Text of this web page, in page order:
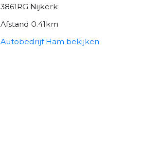
3861RG Nijkerk
Afstand 0.41km
Autobedrijf Ham bekijken